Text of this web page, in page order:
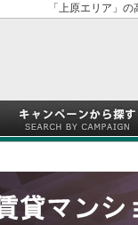
「上原エリア」